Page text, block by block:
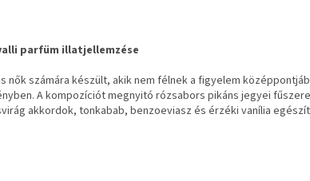
parfüm illatjellemzése
nők számára készült, akik nem félnek a figyelem
A kompozíciót megnyitó rózsabors pikáns jegyei
akkordok, tonkabab, benzoeviasz és érzéki vanília